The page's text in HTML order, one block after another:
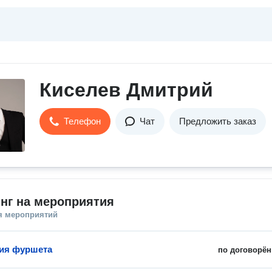
Киселев Дмитрий
Телефон Чат Предложить заказ
на мероприятия
мероприятий
по
фуршета